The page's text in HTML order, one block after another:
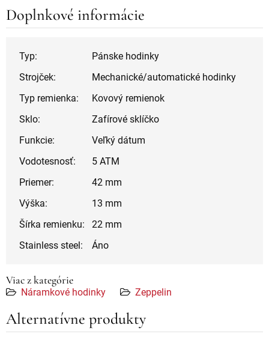
Doplnkové informácie
Typ:
Pánske hodinky
Strojček:
Mechanické/automatické hodinky
Typ remienka:
Kovový remienok
Sklo:
Zafírové sklíčko
Funkcie:
Veľký dátum
Vodotesnosť:
5 ATM
Priemer:
42 mm
Výška:
13 mm
Šírka remienku:
22 mm
Stainless steel:
Áno
Viac z kategórie
Náramkové hodinky Zeppelin
Alternatívne produkty